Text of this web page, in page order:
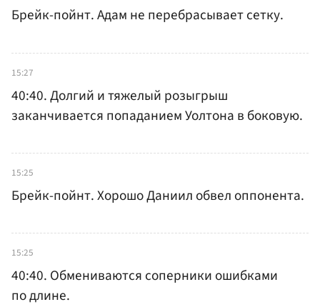
Брейк-пойнт. Адам не перебрасывает сетку.
15:27
40:40. Долгий и тяжелый розыгрыш
заканчивается попаданием Уолтона в боковую.
15:25
Брейк-пойнт. Хорошо Даниил обвел оппонента.
15:25
40:40. Обмениваются соперники ошибками
по длине.